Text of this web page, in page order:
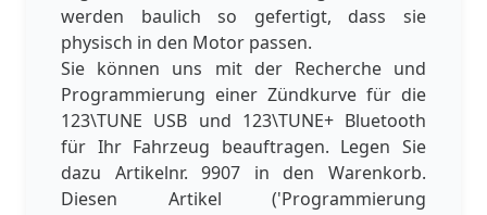
werden baulich so gefertigt, dass sie
physisch in den Motor passen.
Sie können uns mit der Recherche und
Programmierung einer Zündkurve für die
123\TUNE USB und 123\TUNE+ Bluetooth
für Ihr Fahrzeug beauftragen. Legen Sie
dazu Artikelnr. 9907 in den Warenkorb.
Diesen Artikel ('Programmierung